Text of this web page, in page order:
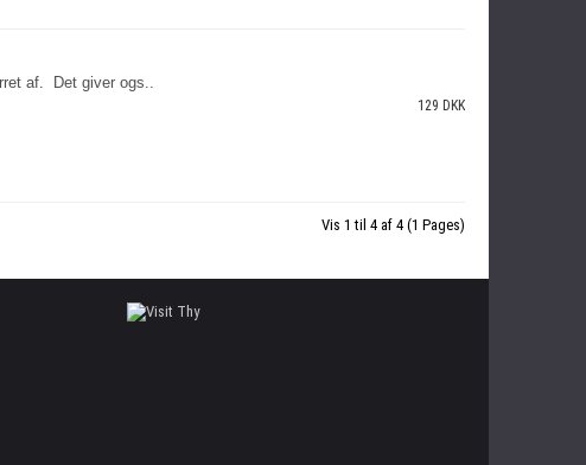
af. Det giver ogs..
129 DKK
Vis 1 til 4 af 4 (1 Pages)